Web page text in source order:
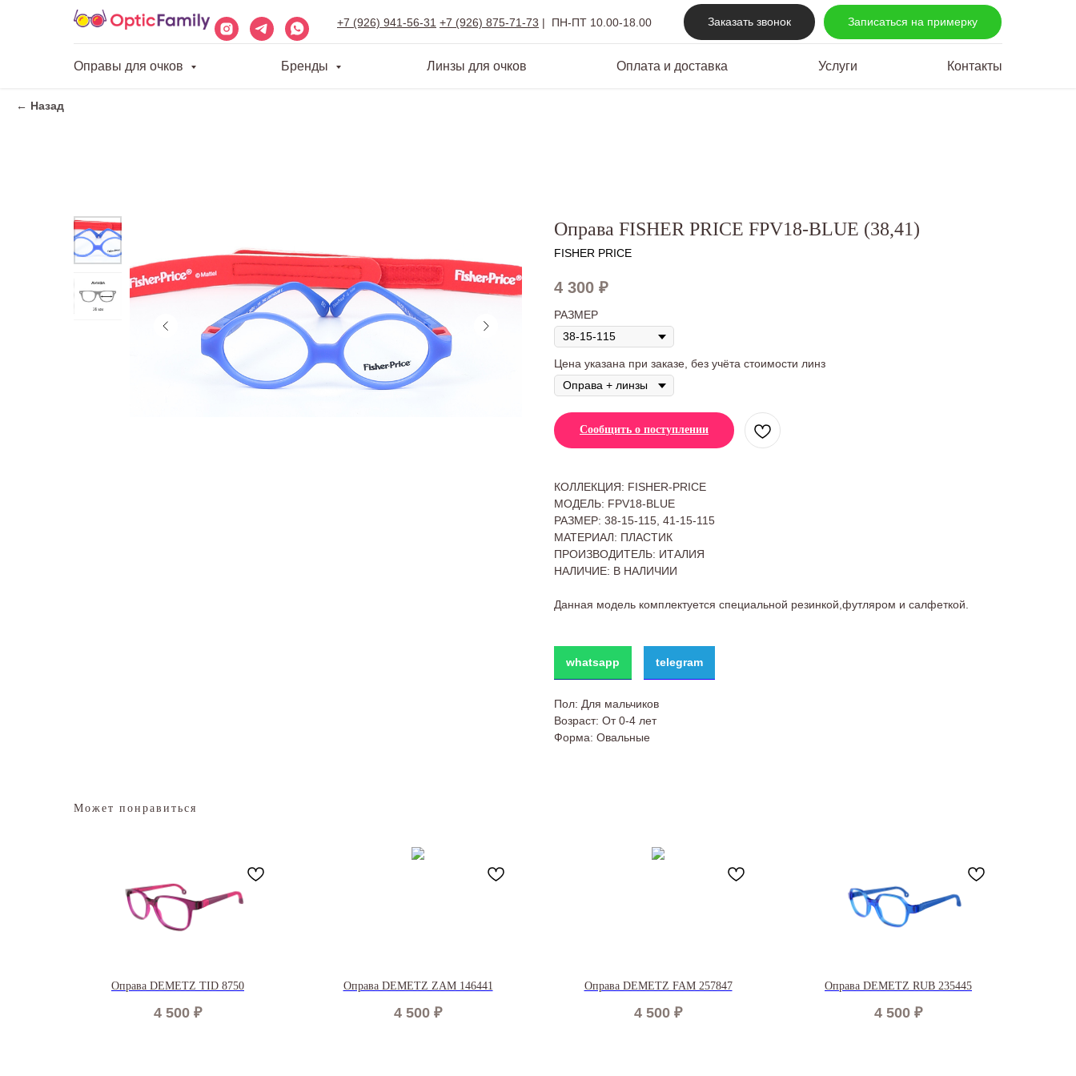
+7 (926) 941-56-31 +7 (926) 875-71-73 | ПН-ПТ 10.00-18.00 Заказать звонок Записаться на примерку
Оправы для очков Бренды Линзы для очков Оплата и доставка Услуги Контакты
← Назад
Оправа FISHER PRICE FPV18-BLUE (38,41)
FISHER PRICE
4 300 ₽
РАЗМЕР
Цена указана при заказе, без учёта стоимости линз
Сообщить о поступлении
КОЛЛЕКЦИЯ: FISHER-PRICE
МОДЕЛЬ: FPV18-BLUE
РАЗМЕР: 38-15-115, 41-15-115
МАТЕРИАЛ: ПЛАСТИК
ПРОИЗВОДИТЕЛЬ: ИТАЛИЯ
НАЛИЧИЕ: В НАЛИЧИИ
Данная модель комплектуется специальной резинкой,футляром и салфеткой.
whatsapp telegram
Пол: Для мальчиков
Возраст: От 0-4 лет
Форма: Овальные
Может понравиться
Оправа DEMETZ TID 8750
4 500 ₽
Оправа DEMETZ ZAM 146441
4 500 ₽
Оправа DEMETZ FAM 257847
4 500 ₽
Оправа DEMETZ RUB 235445
4 500 ₽